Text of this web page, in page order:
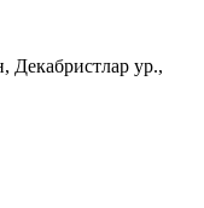
Декабристлар ур.,